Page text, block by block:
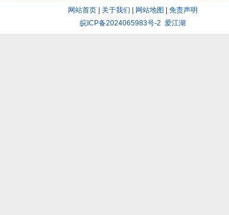
网站首页| 关于我们 网站地图
免责声明
皖ICP备2024065983号-2 爱江湖